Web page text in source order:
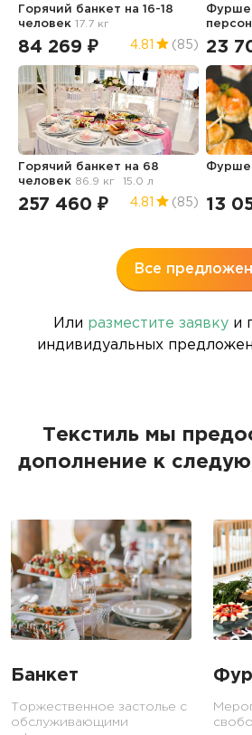
Горячий банкет на 16-18
человек17.7 кг
84 269 ₽ 4.81 (85) 23
Горячий банкет на 68
человек 86.9 кг 15.0 л
257 460 ₽ 4.81 (85) 13
Все
Или разместите заявкуи
индивидуальных
Текстиль мы
дополнение к
Банкет
Торжественное застолье с
обслуживающими